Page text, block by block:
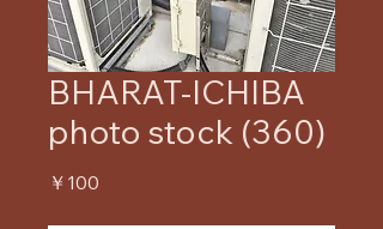
BHARAT-ICHIBA
photo stock (360)
￥100